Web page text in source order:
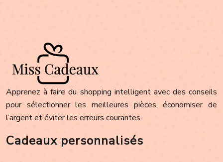
Apprenez à faire du shopping intelligent avec des conseils
pour sélectionner les meilleures pièces, économiser de
l’argent et éviter les erreurs courantes.
Cadeaux personnalisés